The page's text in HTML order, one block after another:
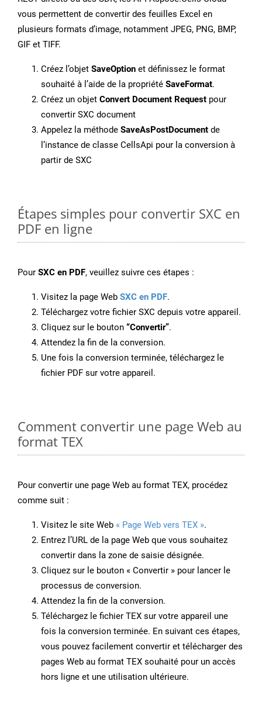
vous permettent de convertir des feuilles Excel en
plusieurs formats d’image, notamment JPEG, PNG, BMP,
GIF et TIFF.
Créez l’objet SaveOption et définissez le format
souhaité à l’aide de la propriété SaveFormat.
Créez un objet Convert Document Request pour
convertir SXC document
Appelez la méthode SaveAsPostDocument de
l’instance de classe CellsApi pour la conversion à
partir de SXC
Étapes simples pour convertir SXC en
PDF en ligne
Pour SXC en PDF, veuillez suivre ces étapes :
Visitez la page Web SXC en PDF.
Téléchargez votre fichier SXC depuis votre appareil.
Cliquez sur le bouton “Convertir”.
Attendez la fin de la conversion.
Une fois la conversion terminée, téléchargez le
fichier PDF sur votre appareil.
Comment convertir une page Web au
format TEX
Pour convertir une page Web au format TEX, procédez
comme suit :
Visitez le site Web « Page Web vers TEX ».
Entrez l’URL de la page Web que vous souhaitez
convertir dans la zone de saisie désignée.
Cliquez sur le bouton « Convertir » pour lancer le
processus de conversion.
Attendez la fin de la conversion.
Téléchargez le fichier TEX sur votre appareil une
fois la conversion terminée. En suivant ces étapes,
vous pouvez facilement convertir et télécharger des
pages Web au format TEX souhaité pour un accès
hors ligne et une utilisation ultérieure.